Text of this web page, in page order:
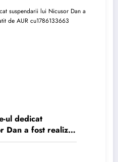
ul dedicat
Dan a fost realizat
de AUR cu…